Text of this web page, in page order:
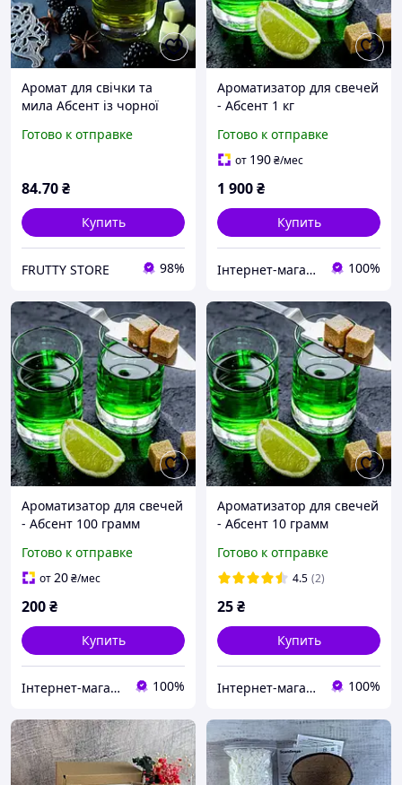
Аромат для свічки та
мила Абсент із чорної
(CandleScience Black
Готово к отправке
84.70₴
Купить
FRUTTY STORE 98%
Ароматизатор для свечей
- Абсент 1 кг
Готово к отправке
от 190₴/мес
1 900₴
Купить
Інтернет-магазин "5candles" 100%
Ароматизатор для свечей
- Абсент 100 грамм
Готово к отправке
от20₴/мес
200₴
Купить
Інтернет-магазин "5candles" 100%
Ароматизатор для свечей
- Абсент 10 грамм
Готово к отправке
4.5 (2)
25₴
Купить
Інтернет-магазин "5candles" 100%